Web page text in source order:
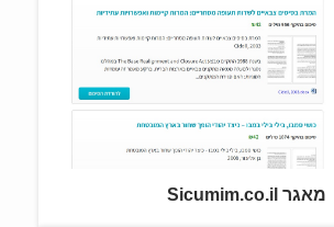
מאגר Sicumim.co.il